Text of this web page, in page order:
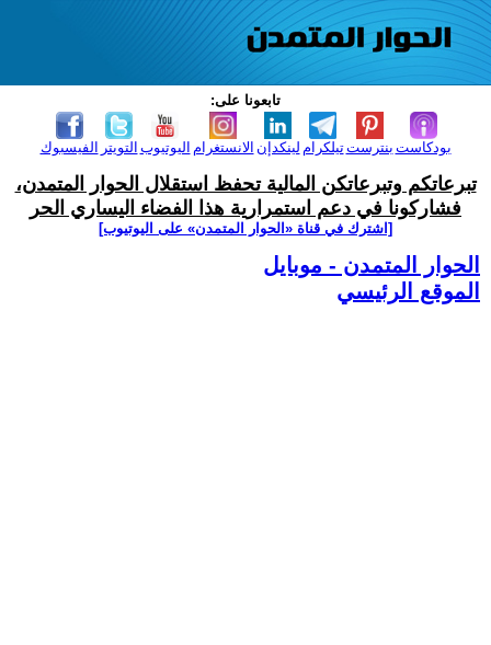
تابعونا على:
الفيسبوك التويتر اليوتيوب الانستغرام لينكدإن تيلكرامبنترست بودكاست
تبرعاتكم وتبرعاتكن المالية تحفظ استقلال الحوار المتمدن،
فشاركونا في دعم استمرارية هذا الفضاء اليساري الحر
[اشترك في قناة ‫«الحوار المتمدن» على اليوتيوب]
الحوار المتمدن - موبايل
الموقع الرئيسي